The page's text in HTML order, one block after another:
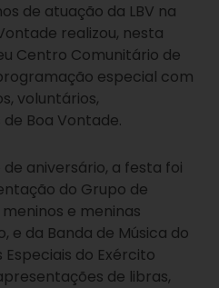
de atuação da LBV na
realizou, nesta
Centro Comunitário de
especial com
voluntários,
Boa Vontade.
aniversário, a festa foi
do Grupo de
e meninas
e da Banda de Música do
do Exército
de libras,